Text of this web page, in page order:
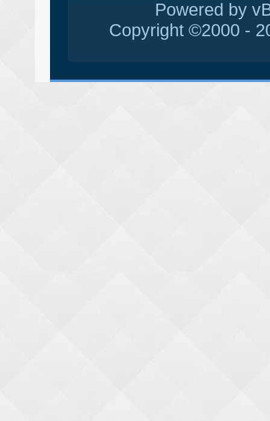
Powered by
Copyright ©2000 -